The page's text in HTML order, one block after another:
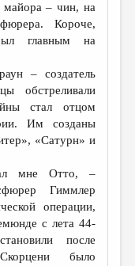
майора – чин, на
Короче,
главным на
– создатель
обстреливали
стал отцом
Им созданы
«Сатурн» и
мне Отто, –
Гиммлер
операции,
с лета 44-
после
было